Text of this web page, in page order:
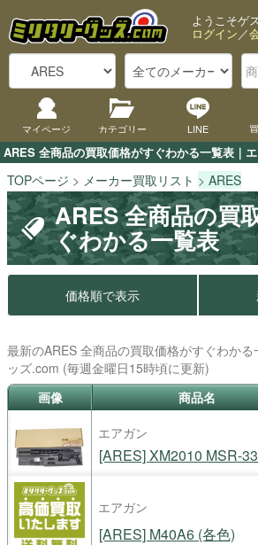
ARES 全商品の買取価格がすぐわかる一覧表｜
ようこそゲ
ログイン／
マイページ カテゴリー LINE
TOPページ メーカー買取リスト ARES
ARES 全商品の買
ぐわかる一覧表
価格順で表示
最新のARES 全商品の買取価格がすぐわか
ッズ.com (毎週金曜日15時頃に更新)
画像
商品名
エアガン
[ARES] XM2010 MSR-
エアガン
[ARES] M40A6 (各色)